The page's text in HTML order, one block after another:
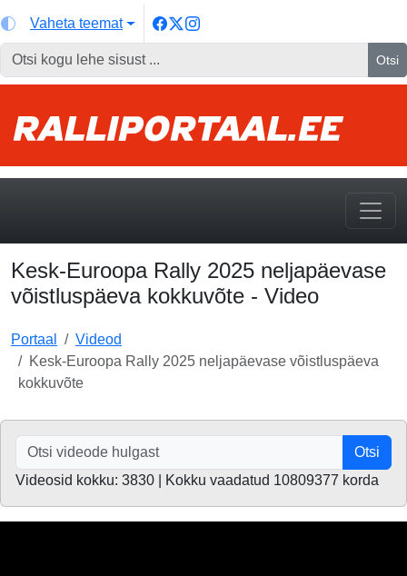
Vaheta teemat
Otsi
Kesk-Euroopa Rally 2025 neljapäevase
võistluspäeva kokkuvõte - Video
Portaal
Videod
Kesk-Euroopa Rally 2025 neljapäevase võistluspäeva
kokkuvõte
Otsi
Videosid kokku: 3830 | Kokku vaadatud 10809377 korda